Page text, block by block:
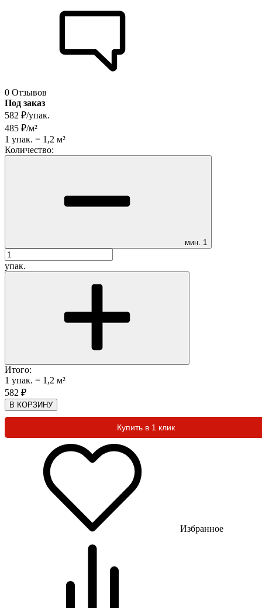
0 Отзывов
Под заказ
582 ₽/упак.
485 ₽/м²
1 упак. = 1,2 м²
Количество:
мин. 1
упак.
Итого:
1 упак. = 1,2 м²
582 ₽
В КОРЗИНУ
Купить в 1 клик
Избранное